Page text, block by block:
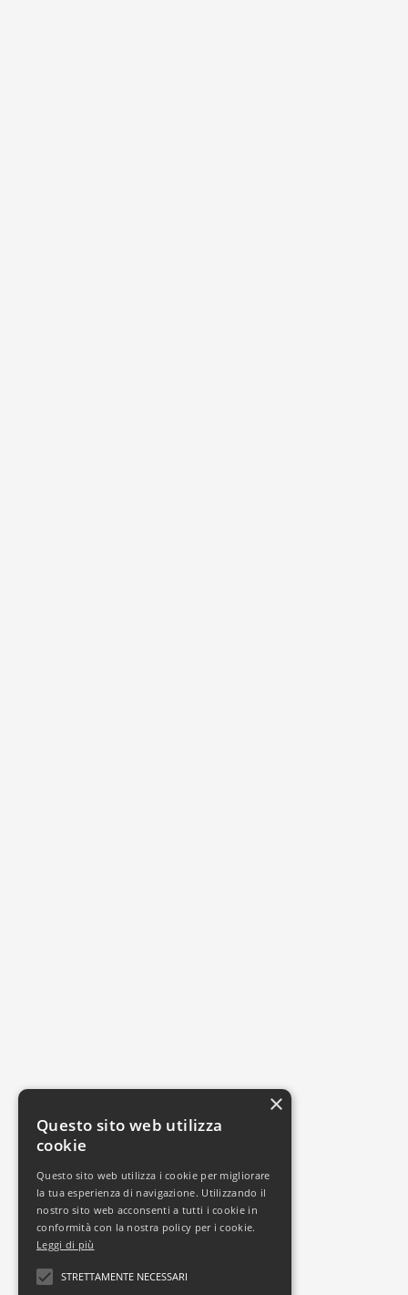
×
Questo sito web utilizza
cookie
Questo sito web utilizza i cookie per migliorare
la tua esperienza di navigazione. Utilizzando il
nostro sito web acconsenti a tutti i cookie in
conformità con la nostra policy per i cookie.
Leggi di più
STRETTAMENTE NECESSARI